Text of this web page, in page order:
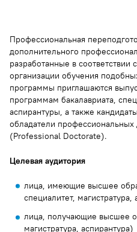
Профессиональная
дополнительного
разработанные в
организации обучения
программы приглашаются
программам бакалавриата,
аспирантуры, а также
обладатели профессиональных
(Professional Doctorate).
Целевая аудитория
лица, имеющие высшее
специалитет, магистратура,
лица, получающие высшее
магистратура, аспирантура)